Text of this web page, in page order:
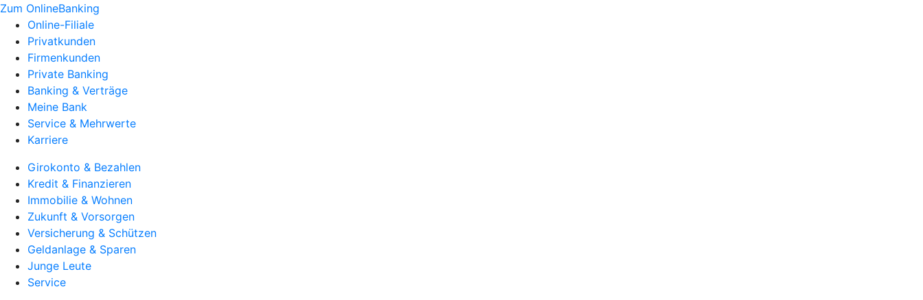
Zum OnlineBanking
Online-Filiale
Privatkunden
Firmenkunden
Private Banking
Banking & Verträge
Meine Bank
Service & Mehrwerte
Karriere
Girokonto & Bezahlen
Kredit & Finanzieren
Immobilie & Wohnen
Zukunft & Vorsorgen
Versicherung & Schützen
Geldanlage & Sparen
Junge Leute
Service